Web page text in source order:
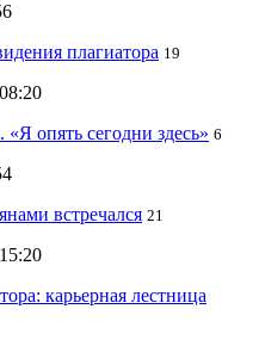
плагиатора 19
опять сегодни здесь» 6
встречался 21
карьерная лестница